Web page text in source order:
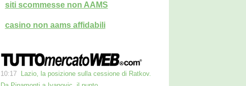
siti scommesse non AAMS
casino non aams affidabili
10:17
Lazio, la posizione sulla cessione di Ratkov.